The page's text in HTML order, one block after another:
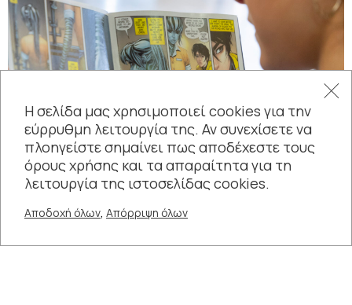
Η σελίδα μας χρησιμοποιεί cookies για την
εύρρυθμη λειτουργία της. Αν συνεχίσετε να
πλοηγείστε σημαίνει πως αποδέχεστε τους
όρους χρήσης και τα απαραίτητα για τη
λειτουργία της ιστοσελίδας cookies.
Αποδοχή όλων, Απόρριψη όλων